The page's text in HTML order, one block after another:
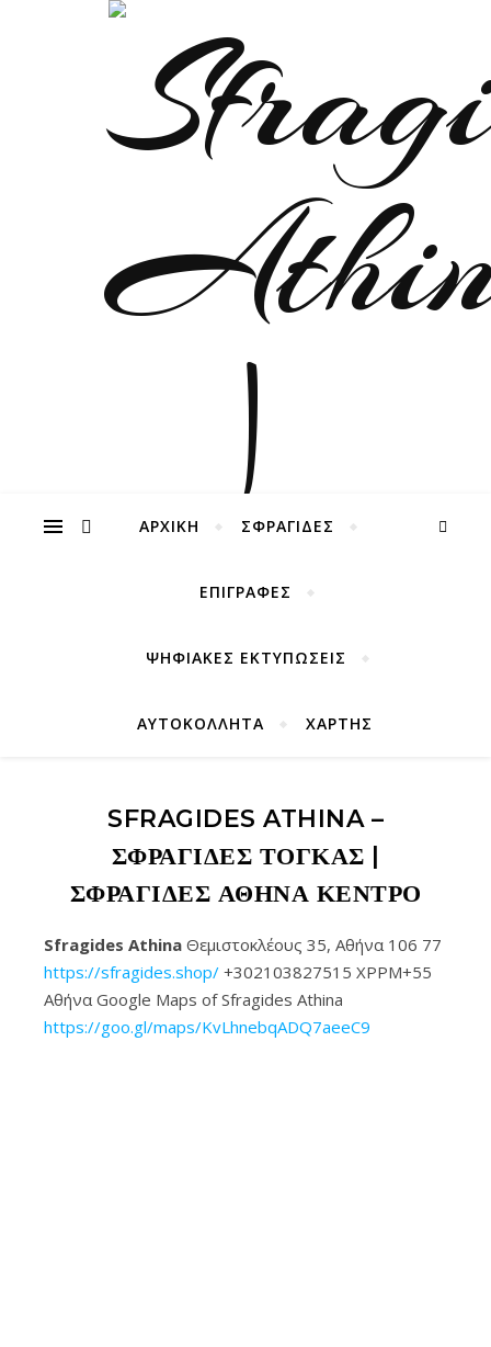
ΑΡΧΙΚΉ ΣΦΡΑΓΙΔΕΣ
ΕΠΙΓΡΑΦΕΣ
ΨΗΦΙΑΚΕΣ ΕΚΤΥΠΩΣΕΙΣ
ΑΥΤΟΚΟΛΛΗΤΑ ΧΑΡΤΗΣ
SFRAGIDES ATHINA –
ΣΦΡΑΓΊΔΕΣ ΤΟΓΚΑΣ |
ΣΦΡΑΓΊΔΕΣ ΑΘΉΝΑ ΚΈΝΤΡΟ
Sfragides Athina Θεμιστοκλέους 35, Αθήνα 106 77
https://sfragides.shop/ +302103827515 XPPM+55
Αθήνα Google Maps of Sfragides Athina
https://goo.gl/maps/KvLhnebqADQ7aeeC9